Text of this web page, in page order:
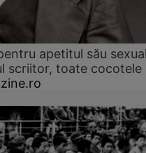
apetitul său
scriitor, toate cocotele